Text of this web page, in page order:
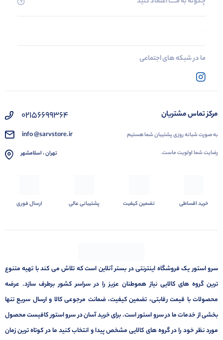
ما در شبکه های اجتماعی
مرکز تماس مشتریان
به صورت شبانه روزی پشتیبان شما هستیم
رضایت شما اولویت ماست.
02156699364
info @sarvstore.ir
تهران ، اسلامشهر
خرید اقساطی تضمین کیفیت پشتیبانی عالی ارسال فوری
سرو استور یک فروشگاه اینترنتی در بستر آنلاین است که تلاش می کند با تهیه متنوع
ترین گروه های کالایی نیاز هموطنان عزیز را در سراسر کشور برطرف سازد. عرضه
محصولات با قیمت رقابتی، تضمین کیفیت، ضمانت مرجوعی کالا و ارسال سریع تنها
بخشی از خدمات ما در سرو استور است. برای خرید آسان در سرو استور کافیست محصول
مورد نظر خود را در گروه های کالایی مشخص پیدا و انتخاب کنید ما در کوتاه ترین زمان